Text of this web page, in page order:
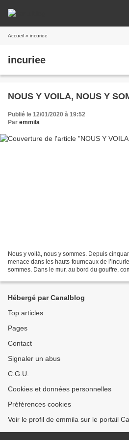
Accueil » incuriee
incuriee
NOUS Y VOILA, NOUS Y
Publié le 12/01/2020 à 19:52
Par emmila
Nous y voilà, nous y sommes. Depuis
menace dans les hauts-fourneaux de
sommes. Dans le mur, au bord du gouffre,
Hébergé par Canalblog
Top articles
Pages
Contact
Signaler un abus
C.G.U.
Cookies et données personnelles
Préférences cookies
Voir le profil de emmila sur le portail